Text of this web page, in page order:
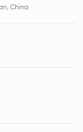
China